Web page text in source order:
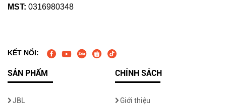
MST: 0316980348
KẾT NỐI:
SẢN PHẨM
JBL
CHÍNH SÁCH
Giới thiệu